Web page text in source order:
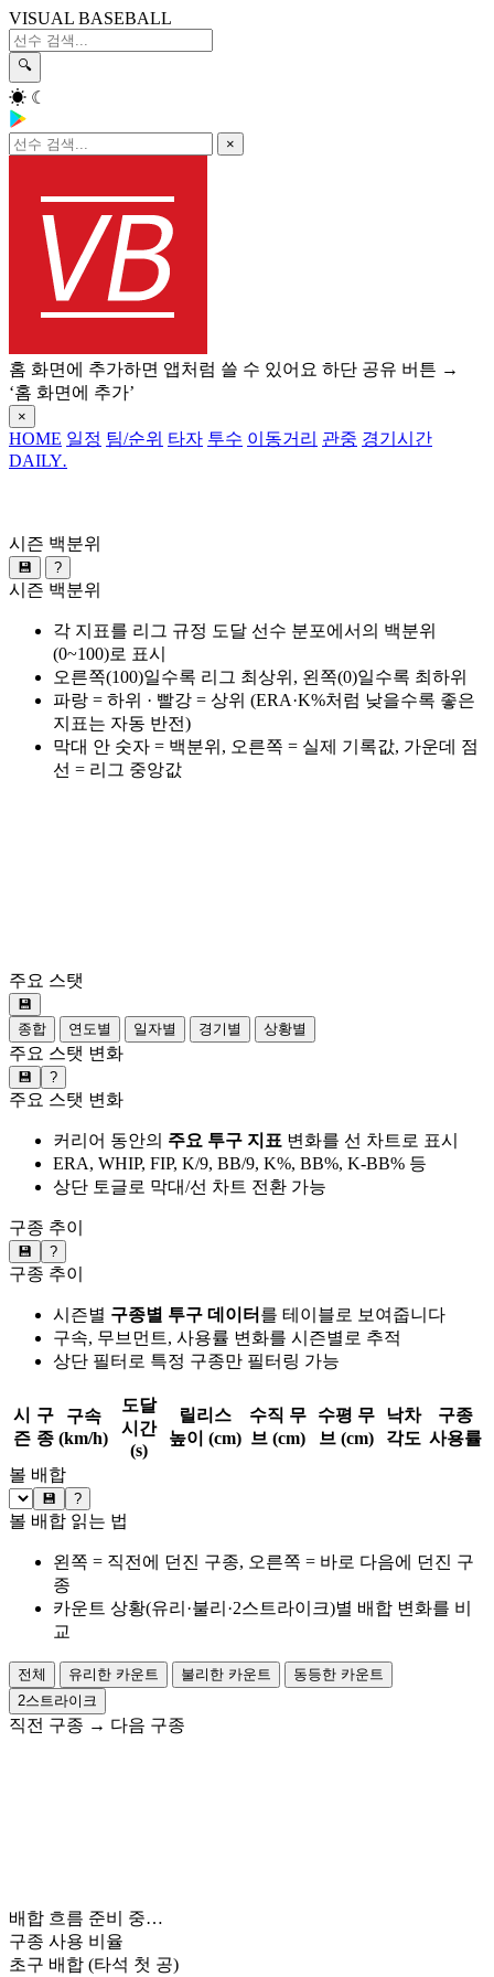
VISUAL BASEBALL
🔍
☀ ☾
×
홈 화면에 추가하면 앱처럼 쓸 수 있어요 하단 공유 버튼 →
‘홈 화면에 추가’
×
HOME 일정 팀/순위 타자 투수 이동거리 관중 경기시간
DAILY.
시즌 백분위
💾 ?
시즌 백분위
각 지표를 리그 규정 도달 선수 분포에서의 백분위
(0~100)로 표시
오른쪽(100)일수록 리그 최상위, 왼쪽(0)일수록 최하위
파랑 = 하위 · 빨강 = 상위 (ERA·K%처럼 낮을수록 좋은
지표는 자동 반전)
막대 안 숫자 = 백분위, 오른쪽 = 실제 기록값, 가운데 점
선 = 리그 중앙값
주요 스탯
💾
종합
연도별 일자별 경기별 상황별
주요 스탯 변화
💾 ?
주요 스탯 변화
커리어 동안의 주요 투구 지표 변화를 선 차트로 표시
ERA, WHIP, FIP, K/9, BB/9, K%, BB%, K-BB% 등
상단 토글로 막대/선 차트 전환 가능
구종 추이
💾 ?
구종 추이
시즌별 구종별 투구 데이터 를 테이블로 보여줍니다
구속, 무브먼트, 사용률 변화를 시즌별로 추적
상단 필터로 특정 구종만 필터링 가능
시
즌
구
종
구속
(km/h)
도달
시간
(s)
릴리스
높이 (cm)
수직 무
브 (cm)
수평 무
브 (cm)
낙차
각도
구종
사용률
볼 배합
💾 ?
볼 배합 읽는 법
왼쪽 = 직전에 던진 구종, 오른쪽 = 바로 다음에 던진 구
종
카운트 상황(유리·불리·2스트라이크)별 배합 변화를 비
교
전체 유리한 카운트 불리한 카운트
동등한 카운트
2스트라이크
직전 구종 → 다음 구종
배합 흐름 준비 중…
구종 사용 비율
초구 배합 (타석 첫 공)